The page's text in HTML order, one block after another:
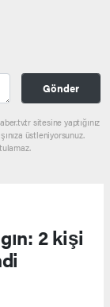
Gönder
sitesine yaptığınız
üstleniyorsunuz.
2 kişi